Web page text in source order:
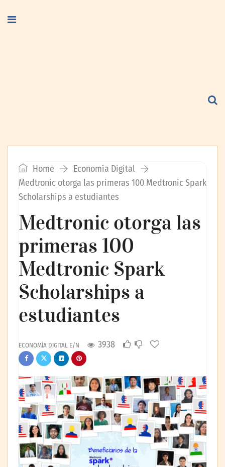
Home
Economía Digital
Medtronic otorga las primeras 100 Medtronic Spark
Scholarships a estudiantes
Medtronic otorga las
primeras 100
Medtronic Spark
Scholarships a
estudiantes
ECONOMÍA DIGITAL E/N 3938